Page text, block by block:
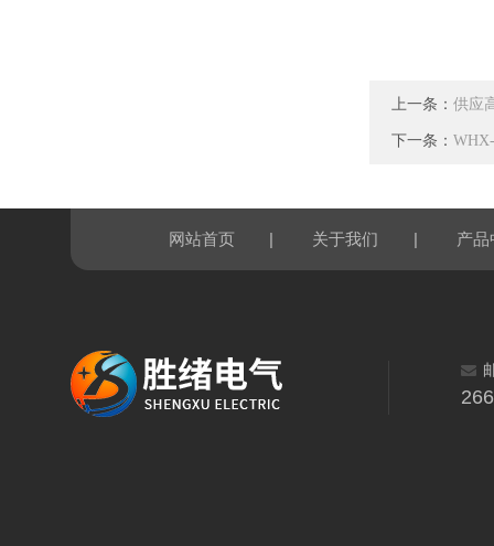
上一条： 供应
下一条：
网站首页 | 关于我们 | 产品